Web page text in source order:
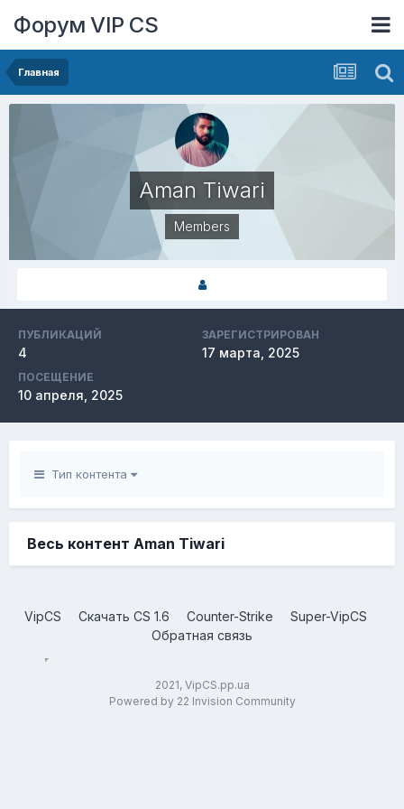
Форум VIP CS
Главная
Aman Tiwari
Members
ПУБЛИКАЦИЙ
4
ЗАРЕГИСТРИРОВАН
17 марта, 2025
ПОСЕЩЕНИЕ
10 апреля, 2025
Тип контента
Весь контент Aman Tiwari
VipCS Скачать CS 1.6 Counter-Strike
Super-VipCS
Обратная связь
2021, VipCS.pp.ua
Powered by 22 Invision Community